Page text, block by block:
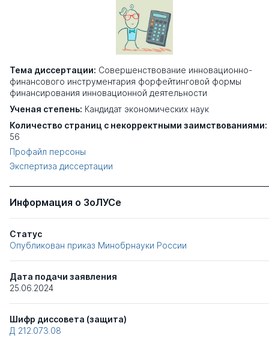
Тема диссертации: Совершенствование инновационно-
финансового инструментария форфейтинговой формы
финансирования инновационной деятельности
Ученая степень: Кандидат экономических наук
Количество страниц с некорректными заимствованиями:
56
Профайл персоны
Экспертиза диссертации
Информация о ЗоЛУСе
Статус
Опубликован приказ Минобрнауки России
Дата подачи заявления
25.06.2024
Шифр диссовета (защита)
Д 212.073.08